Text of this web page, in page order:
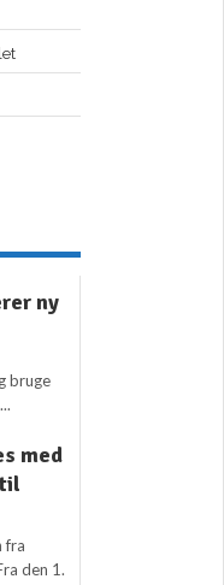
ny
bruge
med
fra
den 1.